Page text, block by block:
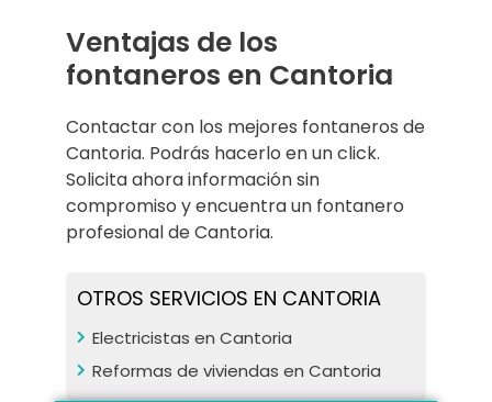
Ventajas de los
fontaneros en Cantoria
Contactar con los mejores fontaneros de
Cantoria. Podrás hacerlo en un click.
Solicita ahora información sin
compromiso y encuentra un fontanero
profesional de Cantoria.
OTROS SERVICIOS EN CANTORIA
Electricistas en Cantoria
Reformas de viviendas en Cantoria